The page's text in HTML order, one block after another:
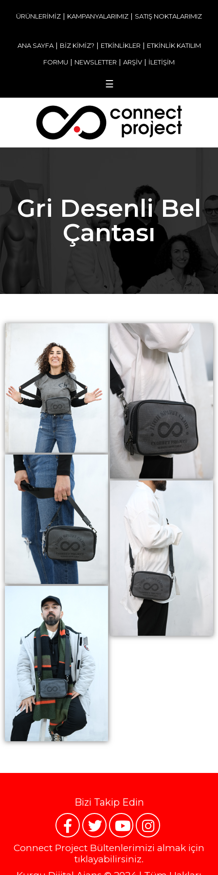
ÜRÜNLERİMİZ | KAMPANYALARIMIZ | SATIŞ NOKTALARIMIZ
ANA SAYFA| BİZ KİMİZ? | ETKİNLİKLER | ETKİNLİK KATILIM
FORMU | NEWSLETTER | ARŞİV | İLETİŞİM
☰
Gri Desenli Bel
Çantası
Bizi Takip Edin
Connect Project Bültenlerimizi almak için
tıklayabilirsiniz.